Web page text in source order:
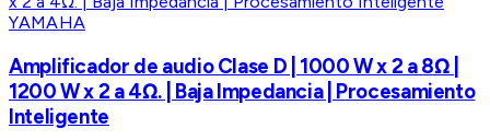
YAMAHA
Amplificador de audio Clase D | 1000 W x 2 a 8Ω |
1200 W x 2 a 4Ω. | Baja Impedancia | Procesamiento
Inteligente